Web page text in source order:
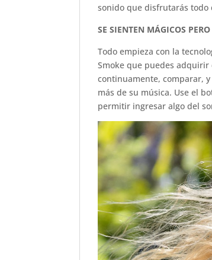
sonido que disfrutarás todo
SE SIENTEN MÁGICOS
Todo empieza con la
Smoke que puedes adquirir
continuamente, comparar,
más de su música. Use el
permitir ingresar algo del